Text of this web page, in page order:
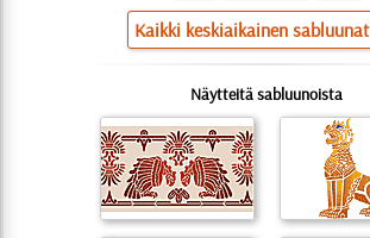
Kaikki keskiaikainen sabluunat
Näytteitä sabluunoista